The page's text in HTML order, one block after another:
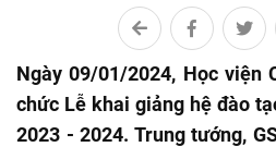
Ngày 09/01/2024, Học viện
chức Lễ khai giảng hệ đào
2023 - 2024. Trung tướng,